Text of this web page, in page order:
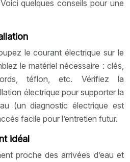
quelques conseils pour une
le courant électrique sur le
le matériel nécessaire : clés,
téflon, etc. Vérifiez la
électrique pour supporter la
(un diagnostic électrique est
facile pour l’entretien futur.
idéal
proche des arrivées d’eau et